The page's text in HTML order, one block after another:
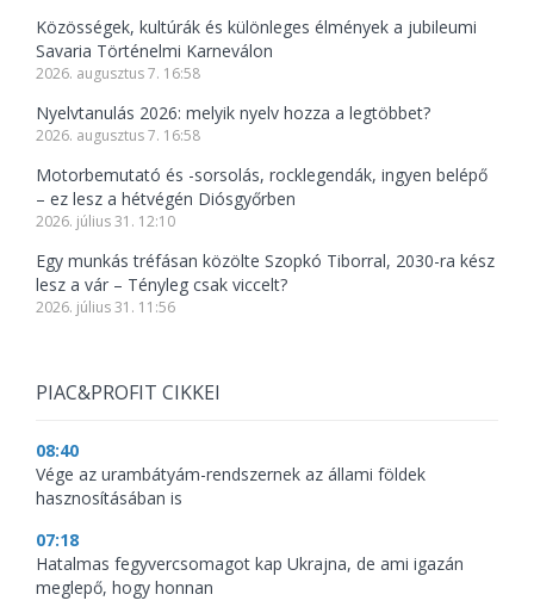
Közösségek, kultúrák és különleges élmények a jubileumi
Savaria Történelmi Karneválon
2026. augusztus 7. 16:58
Nyelvtanulás 2026: melyik nyelv hozza a legtöbbet?
2026. augusztus 7. 16:58
Motorbemutató és -sorsolás, rocklegendák, ingyen belépő
– ez lesz a hétvégén Diósgyőrben
2026. július 31. 12:10
Egy munkás tréfásan közölte Szopkó Tiborral, 2030-ra kész
lesz a vár – Tényleg csak viccelt?
2026. július 31. 11:56
PIAC&PROFIT CIKKEI
08:40
Vége az urambátyám-rendszernek az állami földek
hasznosításában is
07:18
Hatalmas fegyvercsomagot kap Ukrajna, de ami igazán
meglepő, hogy honnan